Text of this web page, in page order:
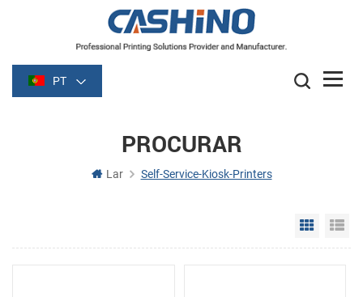
PT
PROCURAR
Lar Self-Service-Kiosk-Printers
Grid